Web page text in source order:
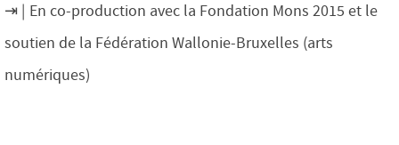
En co-production avec la Fondation Mons 2015 et le
soutien de la Fédération Wallonie-Bruxelles (arts
numériques)